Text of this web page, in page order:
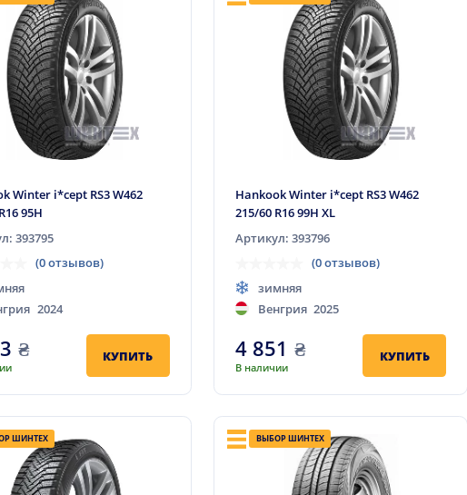
Winter i*cept RS3 W462
95H
393795
(0 отзывов)
2024
₴ КУПИТЬ
Hankook Winter i*cept RS3 W462
215/60 R16 99H XL
Артикул: 393796
(0 отзывов)
зимняя
Венгрия 2025
4 851 ₴
В наличии
КУПИТЬ
ШИНТЕХ ВЫБОР ШИНТЕХ